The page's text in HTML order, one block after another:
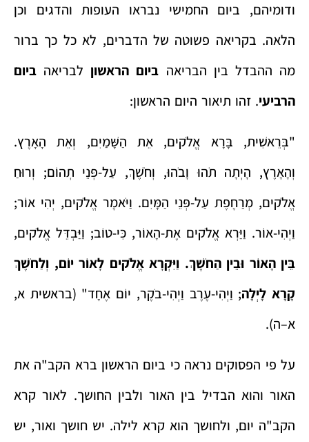
ודומיהם, ביום החמישי נבראו העופות והדגים וכן
הלאה. בקריאה פשוטה של הדברים, לא כל כך ברור
מה ההבדל בין הבריאה ביום הראשון לבריאה ביום
הרביעי. זהו תיאור היום הראשון:
"בְּרֵאשִׁית, בָּרָא אֱלֹקים, אֵת הַשָּׁמַיִם, וְאֵת הָאָרֶץ.
וְהָאָרֶץ, הָיְתָה תֹהוּ וָבֹהוּ, וְחֹשֶׁךְ, עַל-פְּנֵי תְהוֹם; וְרוּחַ
אֱלֹקים, מְרַחֶפֶת עַל-פְּנֵי הַמָּיִם. וַיֹּאמֶר אֱלֹקים, יְהִי אוֹר;
וַיְהִי-אוֹר. וַיַּרְא אֱלֹקים אֶת-הָאוֹר, כִּי-טוֹב; וַיַּבְדֵּל אֱלֹקים,
בֵּין הָאוֹר וּבֵין הַחֹשֶׁךְ. וַיִּקְרָא אֱלֹקים לָאוֹר יוֹם, וְלַחֹשֶׁךְ
קָרָא לָיְלָה; וַיְהִי-עֶרֶב וַיְהִי-בֹקֶר, יוֹם אֶחָד" (בראשית א,
א–ה).
על פי הפסוקים נראה כי ביום הראשון ברא הקב"ה את
האור והוא הבדיל בין האור ולבין החושך. לאור קרא
הקב"ה יום, ולחושך הוא קרא לילה. יש חושך ואור, יש